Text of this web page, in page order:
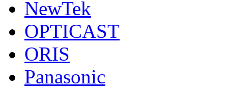
NewTek
OPTICAST
ORIS
Panasonic